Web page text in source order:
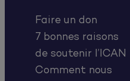
Faire un don
7 bonnes raisons
de soutenir l’ICAN
Comment nous